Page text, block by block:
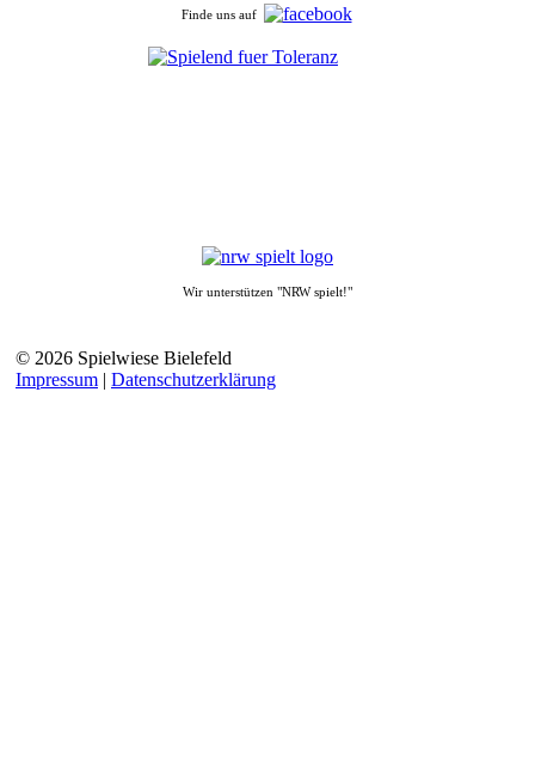
Finde uns auf
Wir unterstützen "NRW spielt!"
© 2026 Spielwiese Bielefeld
Impressum | Datenschutzerklärung